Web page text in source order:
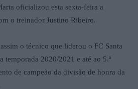
oficializou esta sexta-feira a
o treinador Justino Ribeiro.
o técnico que liderou o FC Santa
temporada 2020/2021 e até ao 5.º
de campeão da divisão de honra da